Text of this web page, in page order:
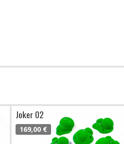
Joker 02
169,00 €